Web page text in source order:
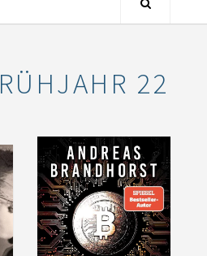
22